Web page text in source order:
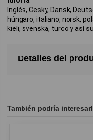
Inglés, Cesky, Dansk,
húngaro, italiano, norsk,
kieli, svenska, turco y así
Detalles del
También podría